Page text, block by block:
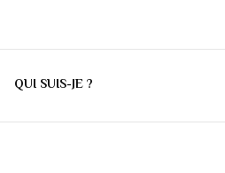
QUI SUIS-JE ?